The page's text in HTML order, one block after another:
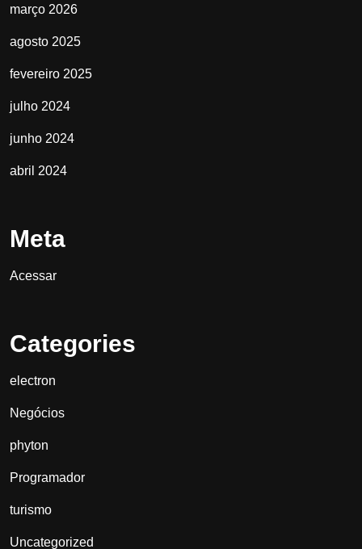
março 2026
agosto 2025
fevereiro 2025
julho 2024
junho 2024
abril 2024
Meta
Acessar
Categories
electron
Negócios
phyton
Programador
turismo
Uncategorized